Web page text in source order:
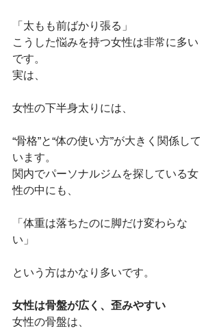
「太もも前ばかり張る」
こうした悩みを持つ女性は非常に多い
です。
実は、
女性の下半身太りには、
“骨格”と“体の使い方”が大きく関係して
います。
関内でパーソナルジムを探している女
性の中にも、
「体重は落ちたのに脚だけ変わらな
い」
という方はかなり多いです。
女性は骨盤が広く、歪みやすい
女性の骨盤は、